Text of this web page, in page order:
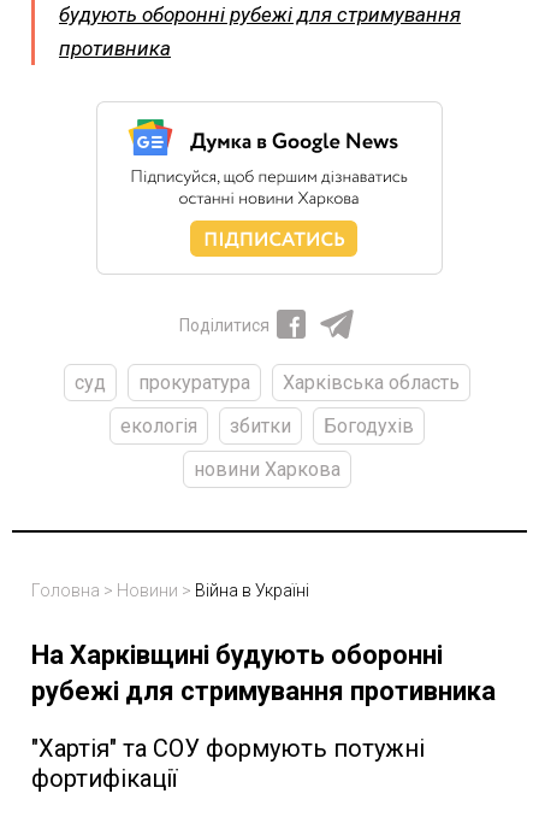
будують оборонні рубежі для стримування
противника
Поділитися
суд прокуратура
Харківська область
екологія
збитки
Богодухів
новини Харкова
Головна > Новини > Війна в Україні
На Харківщині будують оборонні
рубежі для стримування противника
"Хартія" та СОУ формують потужні
фортифікації